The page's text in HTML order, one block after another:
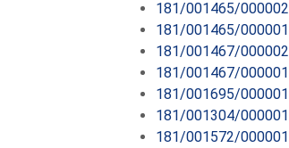
181/001465/000002
181/001465/000001
181/001467/000002
181/001467/000001
181/001695/000001
181/001304/000001
181/001572/000001